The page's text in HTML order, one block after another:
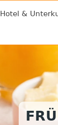
Hotel &